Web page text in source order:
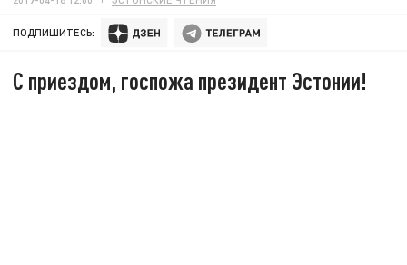
ПОДПИШИТЕСЬ:
С приездом, госпожа президент Эстонии!